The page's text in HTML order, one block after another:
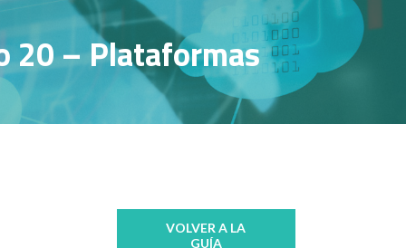
20 – Plataformas
VOLVER A LA
GUÍA